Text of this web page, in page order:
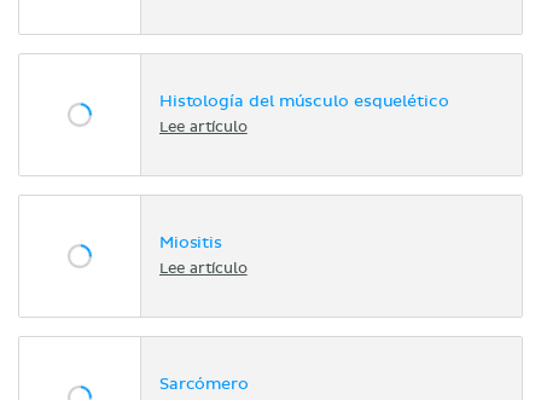
Histología del músculo esquelético
Lee artículo
Miositis
Lee artículo
Sarcómero